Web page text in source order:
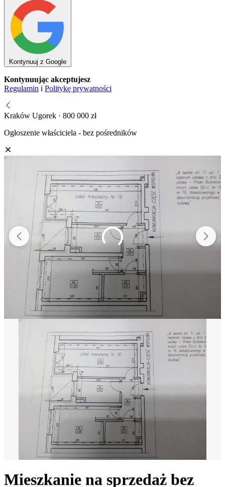
Kontynuuj z Google
Kontynuując akceptujesz
Regulamin i Politykę prywatności
Kraków Ugorek · 800 000 zł
Ogłoszenie właściciela - bez pośredników
Mieszkanie na sprzedaż bez